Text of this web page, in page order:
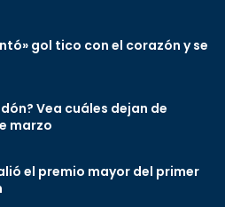
gol tico con el corazón y se
Vea cuáles dejan de
marzo
el premio mayor del primer